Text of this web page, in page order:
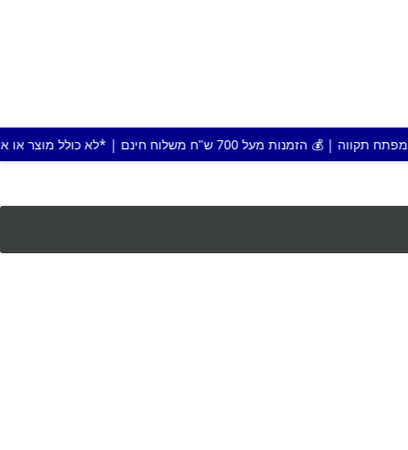
חינם | *לא כולל מוצר או אזור חריג |